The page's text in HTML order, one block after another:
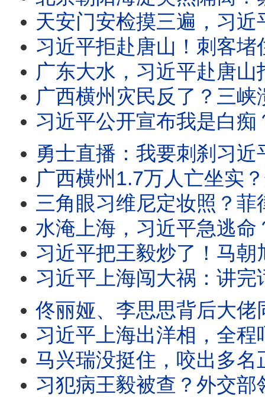
天安门安检摸三遍，习近平获封发疯的野猪！军中大乱，军头全员
习近平拒赴唐山！刺客堵住李强？中共宣布新冠再喷发，三亿牛马抛
广东大水，习近平赴唐山指挥抗震？勇士喊：二愣子滚！灭共V字仇刹哥雨夜
广西横州灾民反了？三峡溃坝爆料人失联！指纹声纹流出？王虹邓煜获数
习近平公开宣布我是白痴？三峡再爆新绝密资料，水电系一二把手全
勇士直播：我要刺刹习近平！北京石景山爆大屠杀：武警突接密令！广西横
广西横州1.7万人亡坐实？爆料者被抓！胡舒立叛变？财新网发文追打王岐
三角眼习维尼定妆照？菲律宾把习近平气坏了！中纪委内鬼作乱，习官
水淹上海，习近平急逃命？上海人狂酸习；习明泽接总书记班路线图流出？王
习近平把王毅炒了！马朝旭紧急访美修补关系？王沪宁访朝，反复双手合十向
习近平上海闯大祸：讲完话A股暴跌！上海人嘲笑习土鳖拎马桶，AI大会是丐帮来
佟丽娅、李思思背后大佬同时被抓？两人成难姐难妹！习近平催牛马消
习近平上海出洋相，全程吓尿？少年勇士痛骂习视频火了！瀛台密
马兴瑞没挺住，咬出多名正国级后被加速处理？沈阳洪水，习近平遭300冤魂索
习犯病王毅被查？外交部领导栏变了！广西人：习近平死哪了？下台！